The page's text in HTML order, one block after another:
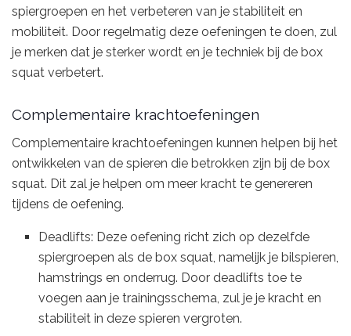
spiergroepen en het verbeteren van je stabiliteit en
mobiliteit. Door regelmatig deze oefeningen te doen, zul
je merken dat je sterker wordt en je techniek bij de box
squat verbetert.
Complementaire krachtoefeningen
Complementaire krachtoefeningen kunnen helpen bij het
ontwikkelen van de spieren die betrokken zijn bij de box
squat. Dit zal je helpen om meer kracht te genereren
tijdens de oefening.
Deadlifts: Deze oefening richt zich op dezelfde
spiergroepen als de box squat, namelijk je bilspieren,
hamstrings en onderrug. Door deadlifts toe te
voegen aan je trainingsschema, zul je je kracht en
stabiliteit in deze spieren vergroten.